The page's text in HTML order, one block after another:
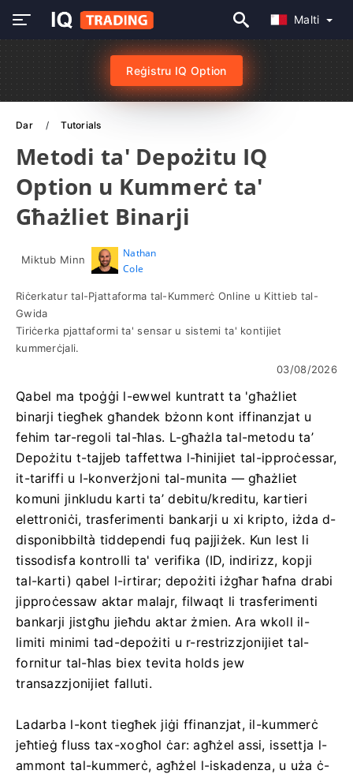
Malti
Reġistru IQ Option
Dar Tutorials
Metodi ta' Depożitu IQ
Option u Kummerċ ta'
Għażliet Binarji
Miktub Minn
Nathan
Cole
Riċerkatur tal-Pjattaforma tal-Kummerċ Online u Kittieb tal-
Gwida
Tiriċerka pjattaformi ta' sensar u sistemi ta' kontijiet
kummerċjali.
03/08/2026
Qabel ma tpoġġi l-ewwel kuntratt ta 'għażliet
binarji tiegħek għandek bżonn kont iffinanzjat u
fehim tar-regoli tal-ħlas. L-għażla tal-metodu ta’
Depożitu t-tajjeb taffettwa l-ħinijiet tal-ipproċessar,
it-tariffi u l-konverżjoni tal-munita — għażliet
komuni jinkludu karti ta’ debitu/kreditu, kartieri
elettroniċi, trasferimenti bankarji u xi kripto, iżda d-
disponibbiltà tiddependi fuq pajjiżek. Kun lest li
tissodisfa kontrolli ta' verifika (ID, indirizz, kopji
tal-karti) qabel l-irtirar; depożiti iżgħar ħafna drabi
jipproċessaw aktar malajr, filwaqt li trasferimenti
bankarji jistgħu jieħdu aktar żmien. Ara wkoll il-
limiti minimi tad-depożiti u r-restrizzjonijiet tal-
fornitur tal-ħlas biex tevita holds jew
transazzjonijiet falluti.
Ladarba l-kont tiegħek jiġi ffinanzjat, il-kummerċ
jeħtieġ fluss tax-xogħol ċar: agħżel assi, issettja l-
ammont tal-kummerċ, agħżel l-iskadenza, u uża ċ-